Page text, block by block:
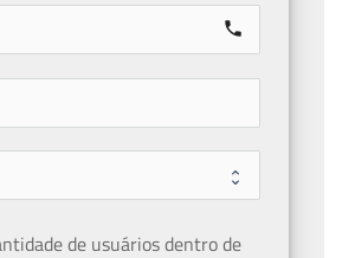
call
de usuários dentro de